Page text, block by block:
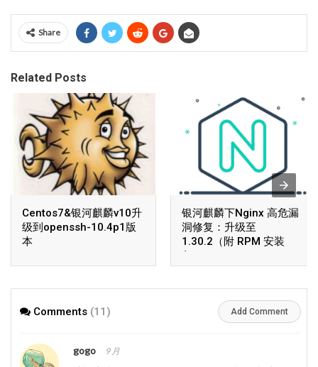
Share
Related Posts
Centos7&银河麒麟v10升
级到openssh-10.4p1版
本
银河麒麟下Nginx 高危漏
洞修复：升级至
1.30.2（附 RPM 安装
包）
Comments (11) Add Comment
gogo 9 月